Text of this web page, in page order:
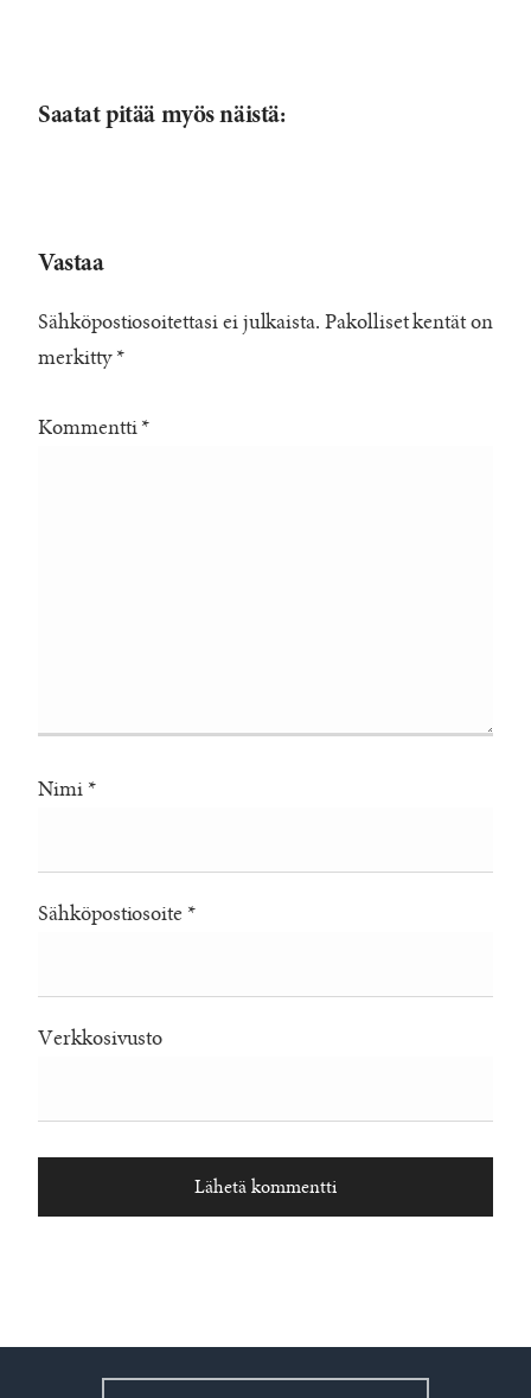
Saatat pitää myös näistä:
Vastaa
Sähköpostiosoitettasi ei julkaista. Pakolliset kentät on
merkitty *
Kommentti *
Nimi *
Sähköpostiosoite *
Verkkosivusto